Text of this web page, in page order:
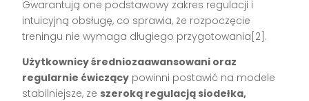
Gwarantują one podstawowy zakres regulacji i
intuicyjną obsługę, co sprawia, że rozpoczęcie
treningu nie wymaga długiego przygotowania[2].
Użytkownicy średniozaawansowani oraz
regularnie ćwiczący powinni postawić na modele
stabilniejsze, ze szeroką regulacją siodełka,